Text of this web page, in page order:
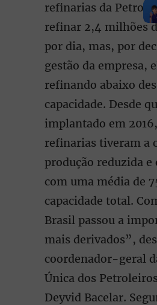
refinarias da
refinar 2,4 milhões
por dia, mas, por
gestão da empresa,
refinando abaixo
capacidade. Desde
implantado em
refinarias tiveram a
produção reduzida e
com uma média de
capacidade total.
Brasil passou a
mais derivados”,
coordenador-geral
Única dos
Deyvid Bacelar.